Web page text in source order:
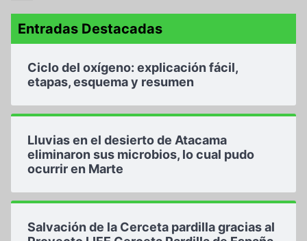
Entradas Destacadas
Ciclo del oxígeno: explicación fácil,
etapas, esquema y resumen
Lluvias en el desierto de Atacama
eliminaron sus microbios, lo cual pudo
ocurrir en Marte
Salvación de la Cerceta pardilla gracias al